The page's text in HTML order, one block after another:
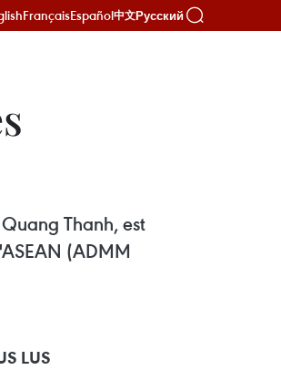
FrançaisEspañol中文Русский
Thanh, est
(ADMM
LUS